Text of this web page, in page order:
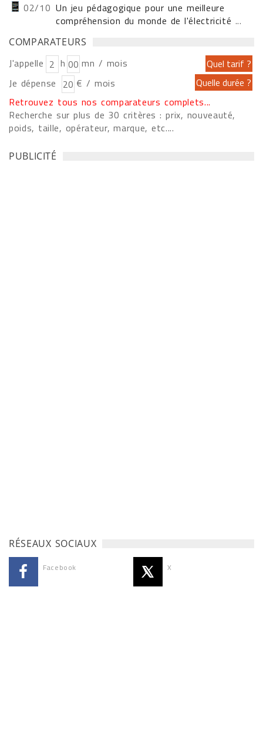
02/10 Un jeu pédagogique pour une meilleure
compréhension du monde de l'électricité ...
COMPARATEURS
J'appelle h
mn / mois
Je dépense
€ / mois
Retrouvez tous nos comparateurs complets...
Recherche sur plus de 30 critères : prix, nouveauté,
poids, taille, opérateur, marque, etc....
PUBLICITÉ
RÉSEAUX SOCIAUX
Facebook X